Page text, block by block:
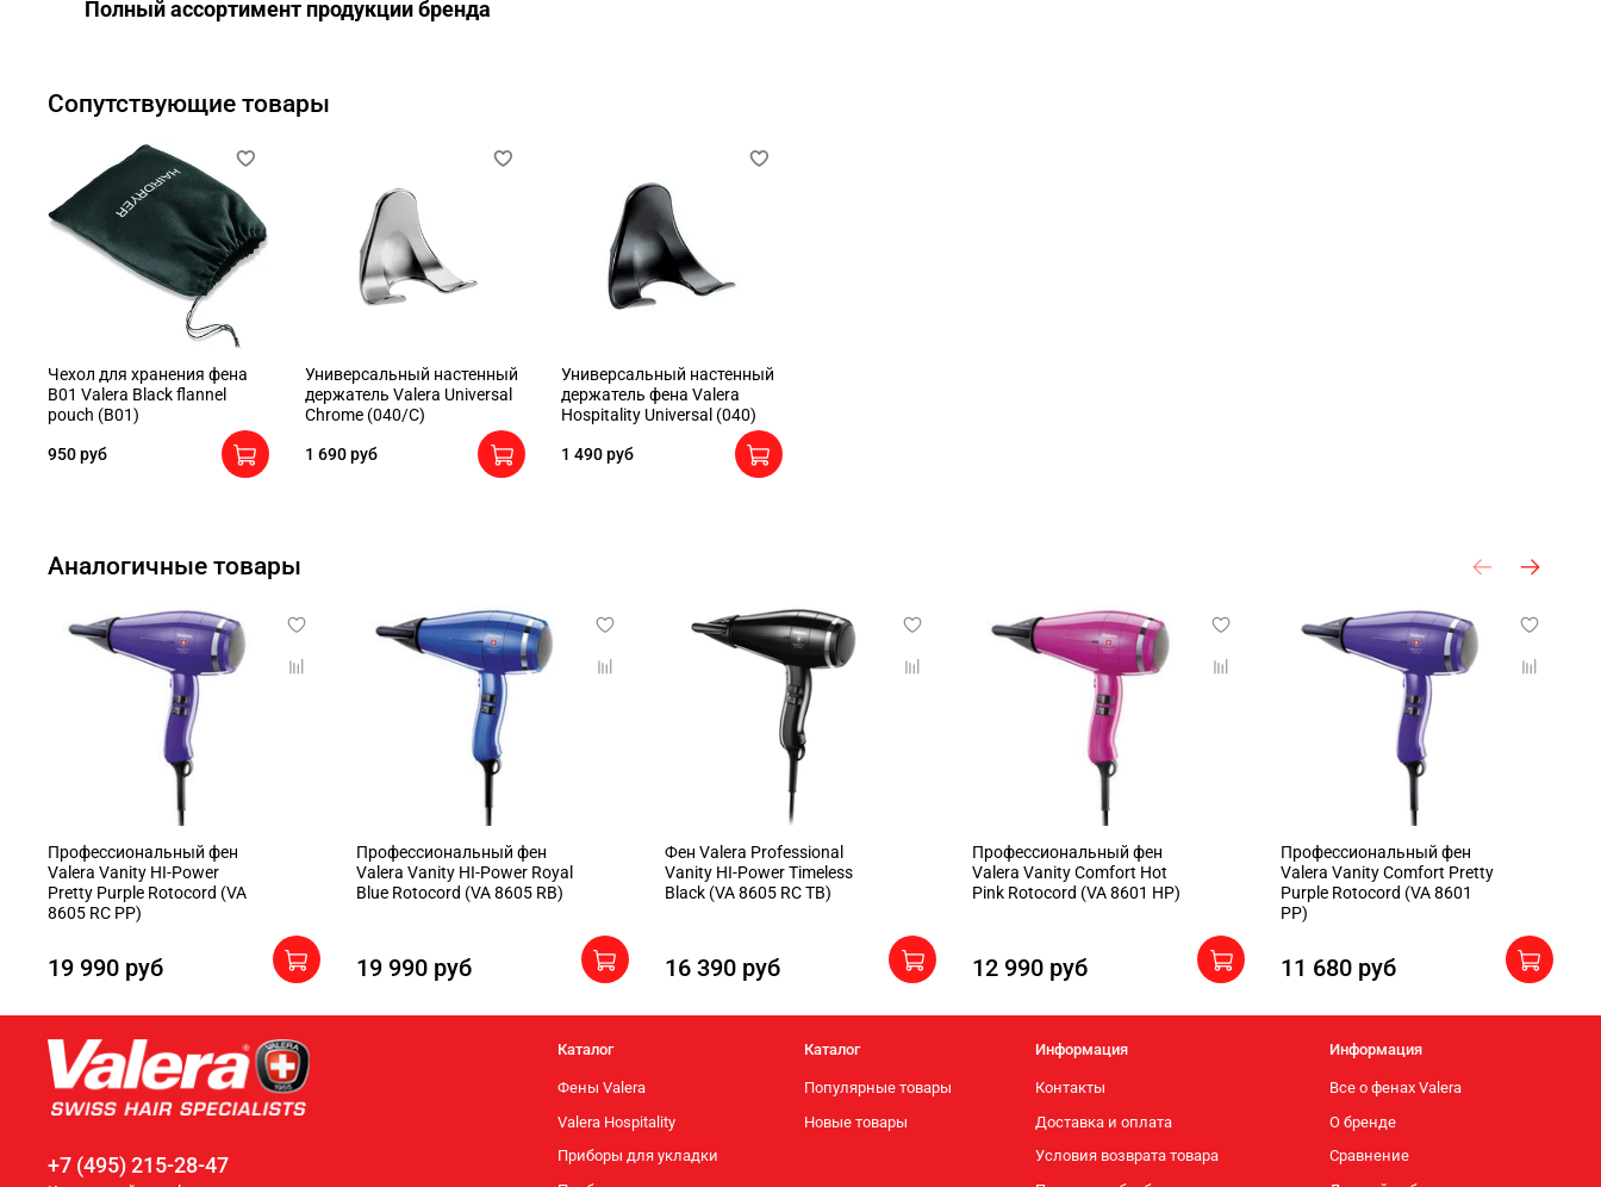
Полный ассортимент продукции бренда
Сопутствующие товары
Чехол для хранения фена
B01 Valera Black flannel
pouch (B01)
950 руб
Универсальный настенный
держатель Valera Universal
Chrome (040/C)
1 690 руб
Универсальный настенный
держатель фена Valera
Hospitality Universal (040)
1 490 руб
Аналогичные товары
Профессиональный фен
Valera Vanity HI-Power
Pretty Purple Rotocord (VA
8605 RC PP)
19 990 руб
Профессиональный фен
Valera Vanity HI-Power Royal
Blue Rotocord (VA 8605 RB)
19 990 руб
Фен Valera Professional
Vanity HI-Power Timeless
Black (VA 8605 RC TB)
16 390 руб
Профессиональный фен
Valera Vanity Comfort Hot
Pink Rotocord (VA 8601 HP)
12 990 руб
Профессиональный фен
Valera Vanity Comfort Pretty
Purple Rotocord (VA 8601
PP)
11 680 руб
Каталог
Фены Valera
Valera Hospitality
Приборы для укладки
Каталог
Популярные товары
Новые товары
Информация
Контакты
Доставка и оплата
Условия возврата товара
Информация
Все о фенах Valera
О бренде
Сравнение
+7 (495) 215-28-47